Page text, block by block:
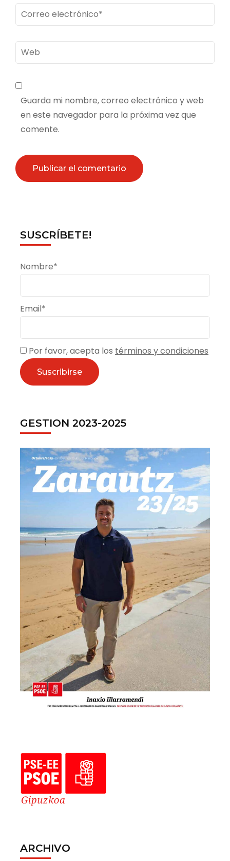
Correo
electrónico*
Web
Guarda mi nombre, correo electrónico y web
en este navegador para la próxima vez que
comente.
SUSCRÍBETE!
Nombre*
Email*
Por favor, acepta los términos y condiciones
GESTION 2023-2025
ARCHIVO